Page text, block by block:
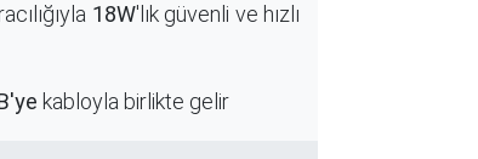
18W'lık güvenli ve hızlı
kabloyla birlikte gelir